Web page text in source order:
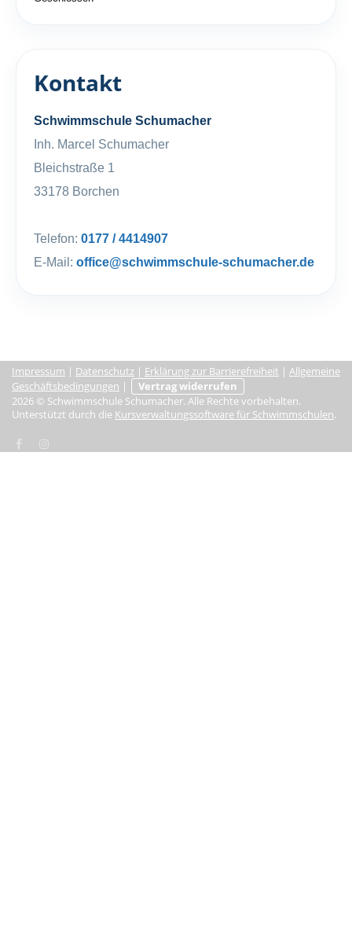
Kontakt
Schwimmschule Schumacher
Inh. Marcel Schumacher
Bleichstraße 1
33178 Borchen
Telefon: 0177 / 4414907
E-Mail: office@schwimmschule-schumacher.de
Impressum | Datenschutz | Erklärung zur Barrierefreiheit | Allgemeine
Geschäftsbedingungen |
Vertrag widerrufen
2026 © Schwimmschule Schumacher. Alle Rechte vorbehalten.
Unterstützt durch die Kursverwaltungssoftware für Schwimmschulen.